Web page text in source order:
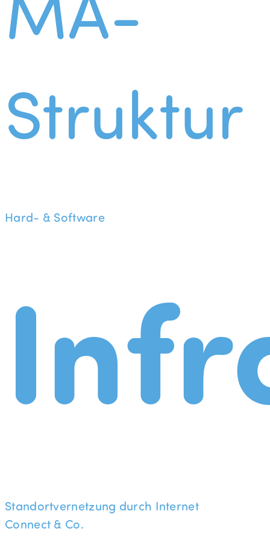
Struktur
Hard- & Software
Standortvernetzung durch Internet
Connect & Co.